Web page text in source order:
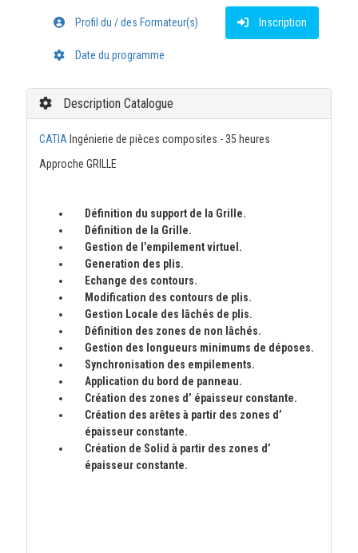
Profil du / des Formateur(s) Inscription
Date du programme
Description Catalogue
CATIA Ingénierie de pièces composites - 35 heures
Approche GRILLE
Définition du support de la Grille.
Définition de la Grille.
Gestion de l’empilementvirtuel .
Generation des plis.
Echange des contours.
Modification des contours de plis.
Gestion Locale des lâchés de plis.
Définition des zones de non lâchés.
Gestion des longueurs minimums de déposes.
Synchronisation des empilements.
Application du bord de panneau.
Création des zones d’ épaisseur constante.
Création des arêtes à partir des zones d’
épaisseur constante.
Création de Solid à partir des zones d’
épaisseur constante.